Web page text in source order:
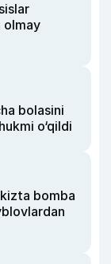
olmay
bolasini
o‘qildi
bomba